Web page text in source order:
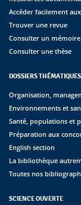
Accéder facilement
Trouver une revue
Consulter un mémoire
Consulter une thèse
DOSSIERS THÉMATIQUES
Organisation,
Environnements et
Santé, populations et
Préparation aux
English section
La bibliothèque
Toutes nos
SCIENCE OUVERTE